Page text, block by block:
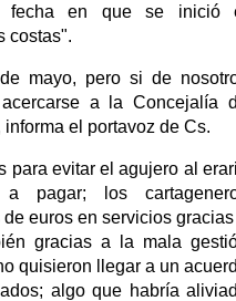
fecha en que se inició
costas".
mayo, pero si de
a la Concejalía
el portavoz de Cs.
para evitar el agujero al
pagar; los
euros en servicios
gracias a la mala
quisieron llegar a un
algo que habría